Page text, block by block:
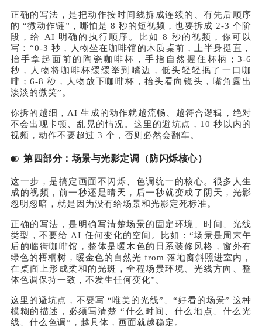
正确的写法，是把动作按时间线拆成连续的、有先后顺序
的 “微动作链”，哪怕是 8 秒的短视频，也要拆成 2-3 个阶
段，给 AI 明确的执行顺序。比如 8 秒的视频，你可以
写：“0-3 秒，人物坐在咖啡馆的木质桌前，上半身挺直，
抬手拿起面前的陶瓷咖啡杯，手指自然握住杯柄；3-6
秒，人物将咖啡杯缓缓举到嘴边，低头轻轻抿了一口咖
啡；6-8 秒，人物放下咖啡杯，抬头看向镜头，嘴角露出
淡淡的微笑”。
你拆的越细，AI 生成的动作就越流畅、越符合逻辑，绝对
不会出现卡顿、乱晃的情况。这里的避坑点，10 秒以内的
视频，动作不要超过 3 个，否则必然会翻车。
第四部分：场景与光影定调（防闪烁核心）
这一步，是搞定画面不闪烁、色调统一的核心。很多人生
成的视频，前一秒还是晴天，后一秒就变成了阴天，光影
忽明忽暗，就是因为没有给场景和光影定死标准。
正确的写法，是明确写清楚场景的固定环境、时间、光线
类型，不要给 AI 任何变化的空间。比如：“场景是周末午
后的临街咖啡馆，整体是暖木色的日系装修风格，窗外有
绿色的梧桐树，暖金色的自然光 from 落地窗斜照进室内，
在桌面上形成柔和的光斑，全程场景环境、光线方向、整
体色调保持一致，不发生任何变化”。
这里的避坑点，不要写 “唯美的光线”、“好看的场景” 这种
模糊的描述，必须写清楚 “什么时间、什么地点、什么光
线、什么色调”，越具体，画面就越稳定。